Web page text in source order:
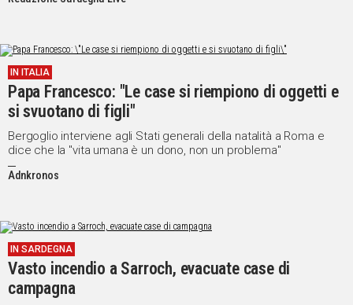
VIDEO
UNISCITI
WHATSAPP
IN ITALIA
Papa Francesco: "Le case si riempiono di oggetti e
si svuotano di figli"
Bergoglio interviene agli Stati generali della natalità a Roma e
dice che la "vita umana è un dono, non un problema"
Adnkronos
IN SARDEGNA
Vasto incendio a Sarroch, evacuate case di
campagna